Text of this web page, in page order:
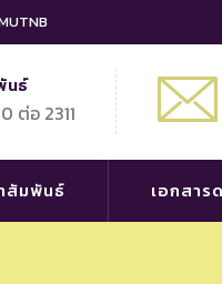
นธ์
ต่อ 2311
สัมพันธ์ เอกสาร